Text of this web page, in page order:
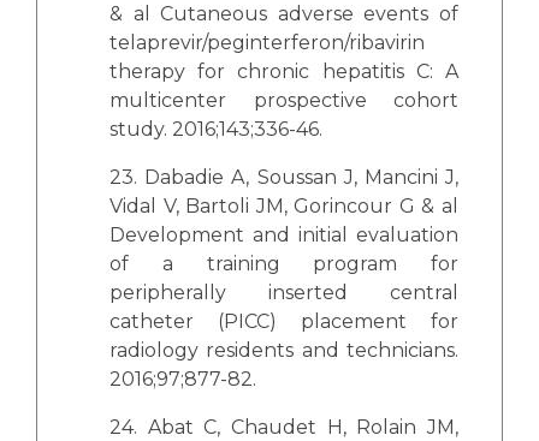
& al Cutaneous adverse events of
telaprevir/peginterferon/ribavirin
therapy for chronic hepatitis C: A
multicenter prospective cohort
study. 2016;143;336-46.
23. Dabadie A, Soussan J, Mancini J,
Vidal V, Bartoli JM, Gorincour G & al
Development and initial evaluation
of a training program for
peripherally inserted central
catheter (PICC) placement for
radiology residents and technicians.
2016;97;877-82.
24. Abat C, Chaudet H, Rolain JM,